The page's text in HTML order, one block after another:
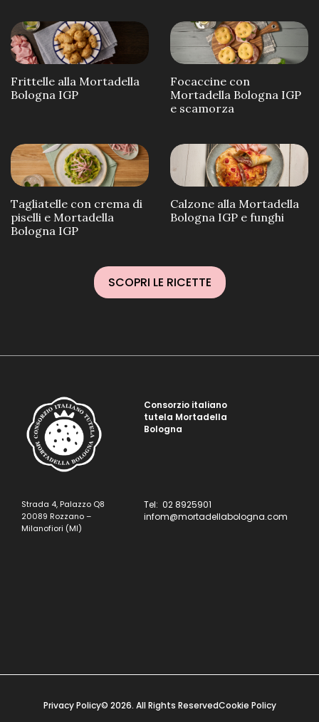
Frittelle alla Mortadella
Bologna IGP
Focaccine con
Mortadella Bologna IGP
e scamorza
Tagliatelle con crema di
piselli e Mortadella
Bologna IGP
Calzone alla Mortadella
Bologna IGP e funghi
SCOPRI LE RICETTE
Consorzio italiano
tutela Mortadella
Bologna
Strada 4, Palazzo Q8
20089 Rozzano –
Milanofiori (MI)
Tel: 02 8925901
infom@mortadellabologna.com
Privacy Policy© 2026. All Rights ReservedCookie Policy